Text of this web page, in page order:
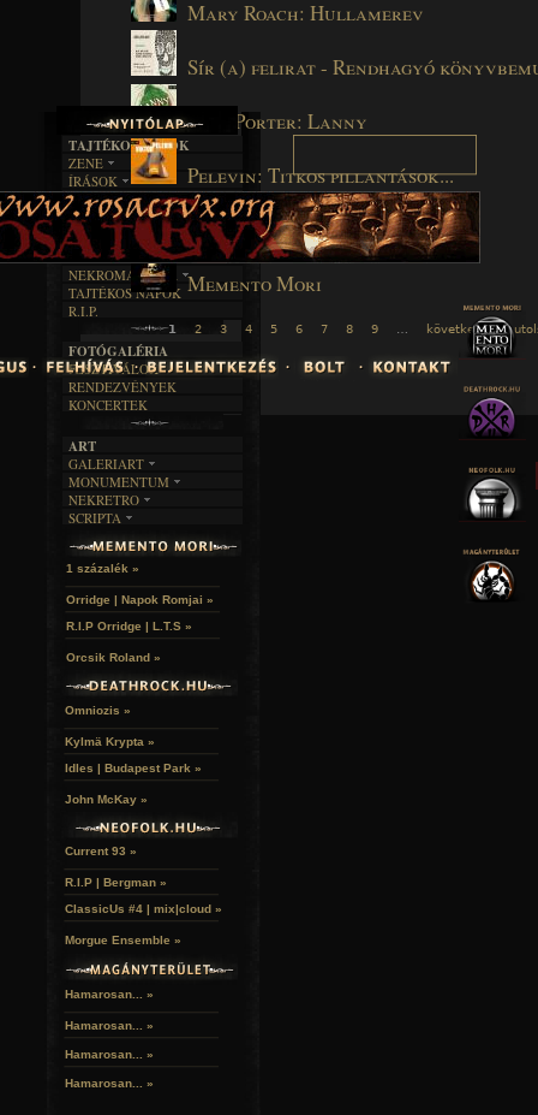
Mary Roach: Hullamerev
Sír (a) felirat - Rendhagyó
Max Porter: Lanny
Pelevin: Titkos pillantások...
Tar Sándor: A mi utcánk
Memento Mori
1 2 3 4 5 6 7 8 9 következő ›
TAJTÉKOS LAPOK
ZENE
EGYÜTTESEK
INTERJÚK
FORDÍTÁSOK
DALSZÖVEGEK
ÍRÁSOK
IRODALOM
FILM
MŰVÉSZET
ÍRÁSTÖRTÉNET
BOSZORKÁNYKONYHA
FEKETE HUMOR
KÉPES
SZÖVEGES
RENDEZVÉNYEK
NEKROMANTIKA
AKTUÁLIS
A MÚLT
TAJTÉKOS NAPOK
R.I.P.
FOTÓGALÉRIA
FESZTIVÁLOK
RENDEZVÉNYEK
KONCERTEK
ART
GALERIART
ARTGALERI
KÉPREGÉNYEK
LAKÁSKULTS
MONUMENTUM
TEMETŐK
TEMPLOMOK
VÁRAK
HELYEK
NEKRETRO
SZUBKULT
FEKETE LYUK
RELIKVIÁK
SCRIPTA
NOVELLÁK
VERSEK
1 százalék »
Orridge | Napok Romjai »
R.I.P Orridge | L.T.S »
Orcsik Roland »
Omniozis »
Kylmä Krypta »
Idles | Budapest Park »
John McKay »
Current 93 »
R.I.P | Bergman »
ClassicUs #4 | mix|cloud »
Morgue Ensemble »
Hamarosan... »
Hamarosan... »
Hamarosan... »
Hamarosan... »